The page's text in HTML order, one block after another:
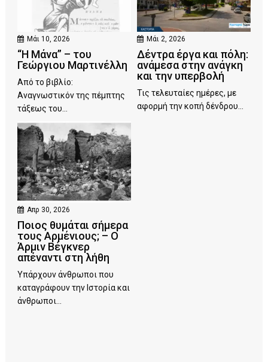
Μάι 10, 2026
“Η Μάνα” – του
Γεώργιου Μαρτινέλλη
Από το βιβλίο:
Αναγνωστικόν της πέμπτης
τάξεως του...
Μάι 2, 2026
Δέντρα έργα και πόλη:
ανάμεσα στην ανάγκη
και την υπερβολή
Τις τελευταίες ημέρες, με
αφορμή την κοπή δένδρου...
Απρ 30, 2026
Ποιος θυμάται σήμερα
τους Αρμένιους; – Ο
Άρμιν Βέγκνερ
απέναντι στη λήθη
Υπάρχουν άνθρωποι που
καταγράφουν την Ιστορία και
άνθρωποι...